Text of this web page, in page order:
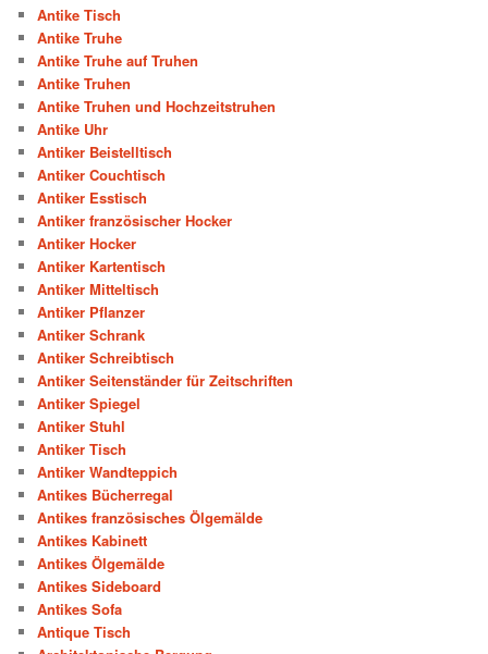
Antike Tisch
Antike Truhe
Antike Truhe auf Truhen
Antike Truhen
Antike Truhen und Hochzeitstruhen
Antike Uhr
Antiker Beistelltisch
Antiker Couchtisch
Antiker Esstisch
Antiker französischer Hocker
Antiker Hocker
Antiker Kartentisch
Antiker Mitteltisch
Antiker Pflanzer
Antiker Schrank
Antiker Schreibtisch
Antiker Seitenständer für Zeitschriften
Antiker Spiegel
Antiker Stuhl
Antiker Tisch
Antiker Wandteppich
Antikes Bücherregal
Antikes französisches Ölgemälde
Antikes Kabinett
Antikes Ölgemälde
Antikes Sideboard
Antikes Sofa
Antique Tisch